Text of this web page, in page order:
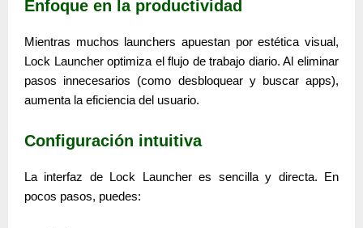
Enfoque en la productividad
Mientras muchos launchers apuestan por estética visual,
Lock Launcher optimiza el flujo de trabajo diario. Al eliminar
pasos innecesarios (como desbloquear y buscar apps),
aumenta la eficiencia del usuario.
Configuración intuitiva
La interfaz de Lock Launcher es sencilla y directa. En
pocos pasos, puedes: